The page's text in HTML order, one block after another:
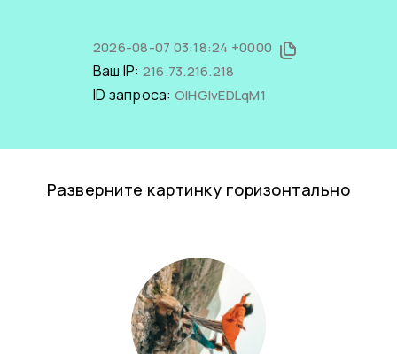
2026-08-07 03:18:24 +0000
Ваш IP: 216.73.216.218
ID запроса: OIHGIvEDLqM1
Разверните картинку горизонтально